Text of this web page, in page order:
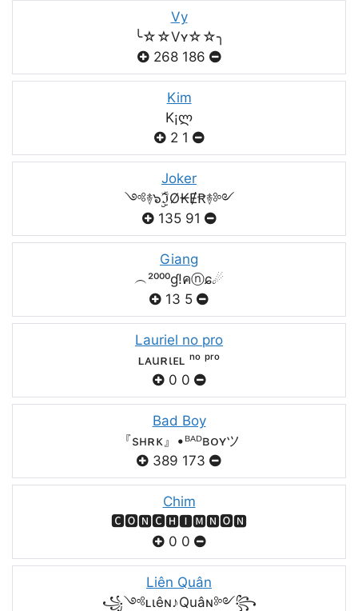
Vy
╰☆☆Vʏ☆☆╮
268 186
Kim
K¡ლ
2 1
Joker
༺࿈๖ۣۣۜℑØ₭ɆꞦ࿈༻
135 91
Giang
︵²⁰⁰⁰ɠ!คⓝɕ☄
13 5
Lauriel no pro
ʟᴀuʀιᴇʟ ⁿᵒ ᵖʳᵒ
0 0
Bad Boy
『sʜʀᴋ』•ᴮᴬᴰʙᴏʏツ
389 173
Chim
🅲🅾🅽🅲🅷🅸🅼🅽🅾🅽
0 0
Liên Quân
꧁༺ʟιêɴ♪Quâɴ༻꧂